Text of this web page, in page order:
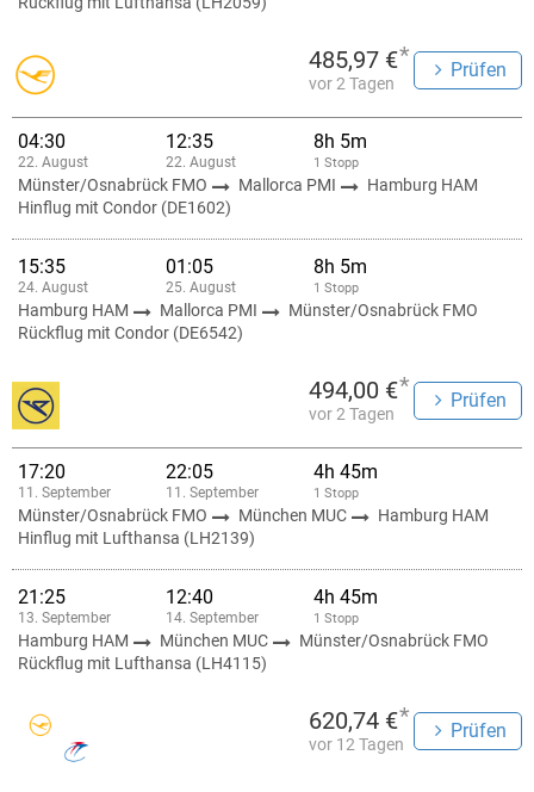
485,97 €*
vor 2 Tagen
Prüfen
04:30
22. August
12:35
22. August
8h 5m
1 Stopp
Münster/Osnabrück FMO Mallorca PMI
Hamburg HAM
Hinflug mit Condor (DE1602)
15:35
24. August
01:05
25. August
8h 5m
1 Stopp
Hamburg HAM Mallorca PMI
Münster/Osnabrück FMO
Rückflug mit Condor (DE6542)
494,00 €*
vor 2 Tagen
Prüfen
17:20
11. September
22:05
11. September
4h 45m
1 Stopp
Münster/Osnabrück FMO München MUC
Hamburg HAM
Hinflug mit Lufthansa (LH2139)
21:25
13. September
12:40
14. September
4h 45m
1 Stopp
Hamburg HAM München MUC
Münster/Osnabrück FMO
Rückflug mit Lufthansa (LH4115)
620,74 €*
vor 12 Tagen
Prüfen